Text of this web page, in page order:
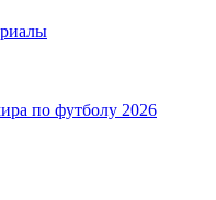
по футболу 2026